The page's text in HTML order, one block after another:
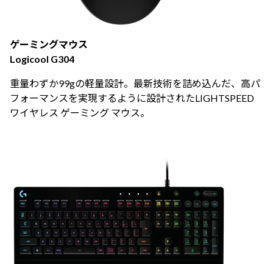
ゲーミングマウス
Logicool G304
重量わずか99gの軽量設計。最新技術を詰め込んだ、高パ
フォーマンスを実現するように設計されたLIGHTSPEED
ワイヤレス ゲーミング マウス。